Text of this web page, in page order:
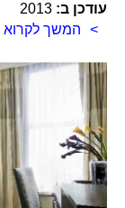
עודכן ב: 2013
המשך לקרוא